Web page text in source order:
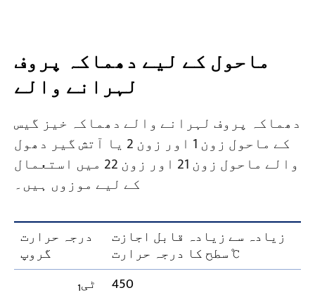
ماحول کے لیے دھماکہ پروف
لہرانے والے
دھماکہ پروف لہرانے والے دھماکہ خیز گیس
کے ماحول زون 1 اور زون 2 یا آتش گیر دھول
والے ماحول زون 21 اور زون 22 میں استعمال
کے لیے موزوں ہیں۔
درجہ حرارت
گروپ
زیادہ سے زیادہ قابل اجازت
سطح کا درجہ حرارت ℃
ٹی1
450